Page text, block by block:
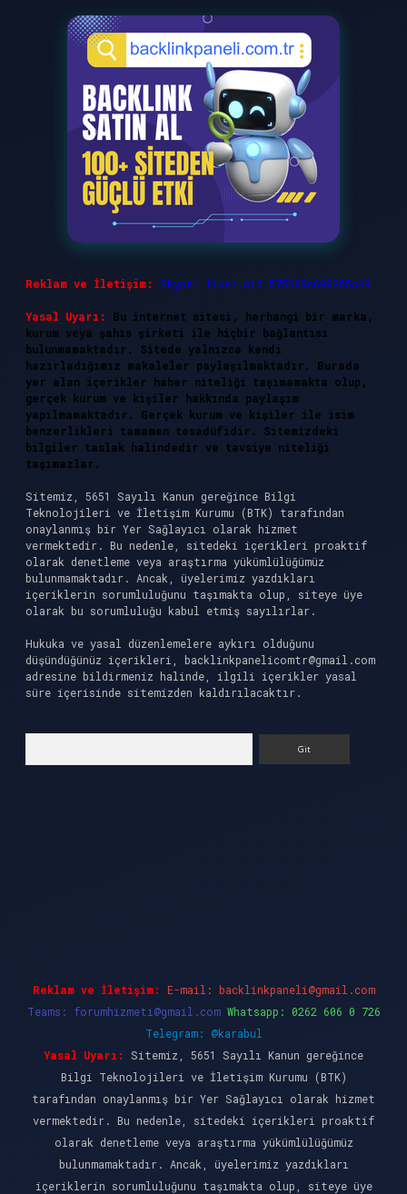
Reklam ve İletişim: Skype: live:.cid.575569c608265c69
Yasal Uyarı:
Bu internet sitesi, herhangi bir marka,
kurum veya şahıs şirketi ile hiçbir bağlantısı
bulunmamaktadır. Sitede yalnızca kendi
hazırladığımız makaleler paylaşılmaktadır. Burada
yer alan içerikler haber niteliği taşımamakta olup,
gerçek kurum ve kişiler hakkında paylaşım
yapılmamaktadır. Gerçek kurum ve kişiler ile isim
benzerlikleri tamamen tesadüfidir. Sitemizdeki
bilgiler taslak halindedir ve tavsiye niteliği
taşımazlar.
Sitemiz, 5651 Sayılı Kanun gereğince Bilgi
Teknolojileri ve İletişim Kurumu (BTK) tarafından
onaylanmış bir Yer Sağlayıcı olarak hizmet
vermektedir. Bu nedenle, sitedeki içerikleri proaktif
olarak denetleme veya araştırma yükümlülüğümüz
bulunmamaktadır. Ancak, üyelerimiz yazdıkları
içeriklerin sorumluluğunu taşımakta olup, siteye üye
olarak bu sorumluluğu kabul etmiş sayılırlar.
Hukuka ve yasal düzenlemelere aykırı olduğunu
düşündüğünüz içerikleri, backlinkpanelicomtr@gmail.com
adresine bildirmeniz halinde, ilgili içerikler yasal
süre içerisinde sitemizden kaldırılacaktır.
Reklam ve İletişim: E-mail: backlinkpaneli@gmail.com
Teams: forumhizmeti@gmail.com Whatsapp: 0262 606 0 726
Telegram: @karabul
Yasal Uyarı:
Sitemiz, 5651 Sayılı Kanun gereğince
Bilgi Teknolojileri ve İletişim Kurumu (BTK)
tarafından onaylanmış bir Yer Sağlayıcı olarak hizmet
vermektedir. Bu nedenle, sitedeki içerikleri proaktif
olarak denetleme veya araştırma yükümlülüğümüz
bulunmamaktadır. Ancak, üyelerimiz yazdıkları
içeriklerin sorumluluğunu taşımakta olup, siteye üye